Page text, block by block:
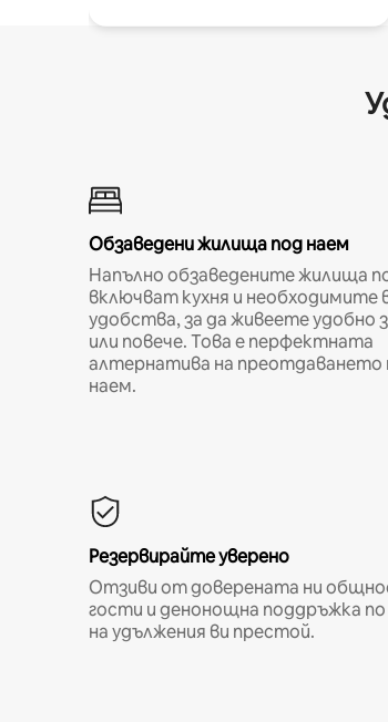
Обзаведени жилища под наем
Напълно обзаведените жилища
включват кухня и необходимите
удобства, за да живеете удобно
или повече. Това е перфектната
алтернатива на преотдаването
наем.
Резервирайте уверено
Отзиви от доверената ни
гости и денонощна поддръжка
на удължения ви престой.